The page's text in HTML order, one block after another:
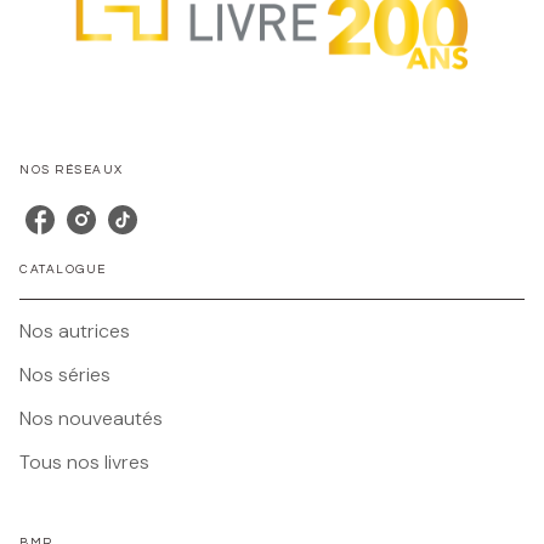
NOS RÉSEAUX
CATALOGUE
Nos autrices
Nos séries
Nos nouveautés
Tous nos livres